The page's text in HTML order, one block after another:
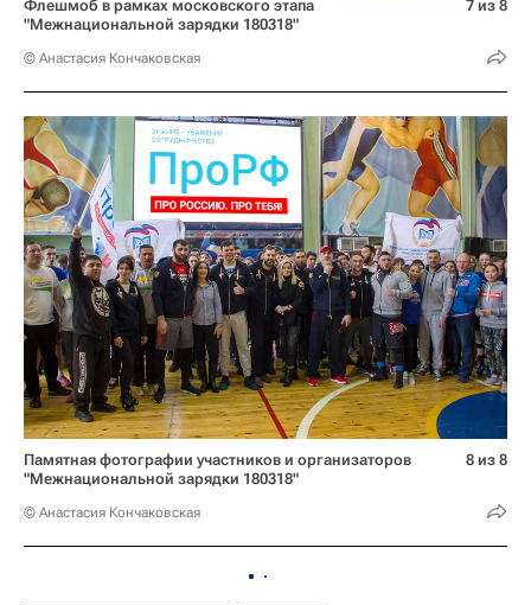
Флешмоб в рамках московского этапа
"Межнациональной зарядки 180318"
© Анастасия Кончаковская
7 из 8
Памятная фотографии участников и организаторов
"Межнациональной зарядки 180318"
© Анастасия Кончаковская
8 из 8